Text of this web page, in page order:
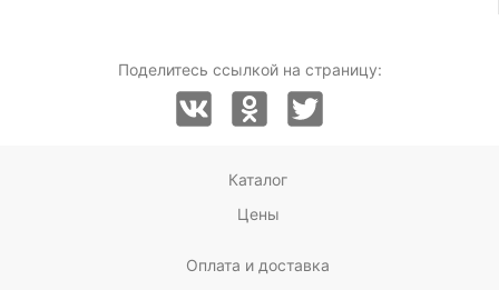
Поделитесь ссылкой на страницу:
Каталог
Цены
Оплата и доставка